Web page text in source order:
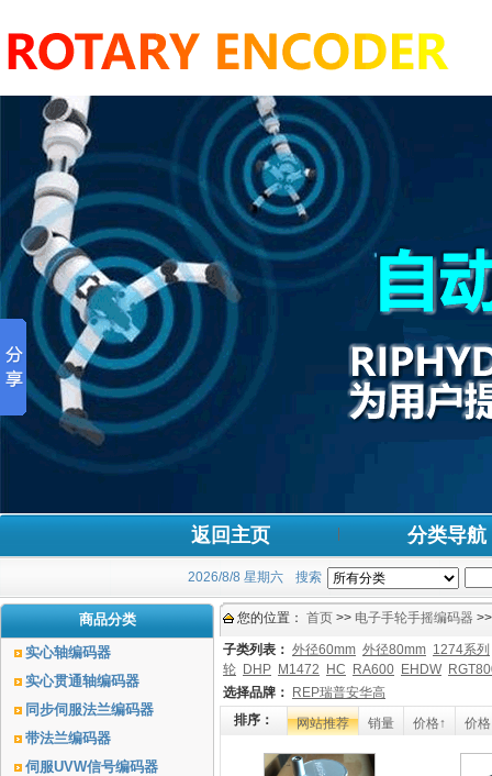
返回主页 分类导航
2026/8/8 星期六 搜索
商品分类
实心轴编码器
实心贯通轴编码器
同步伺服法兰编码器
带法兰编码器
伺服UVW信号编码器
您的位置： 首页 >> 电子手轮手摇编码器
子类列表： 外径60mm 外径80mm 1274系列
轮 DHP M1472 HC RA600 EHDW
选择品牌：
REP瑞普安华高
排序：
网站推荐 销量 价格↑ 价